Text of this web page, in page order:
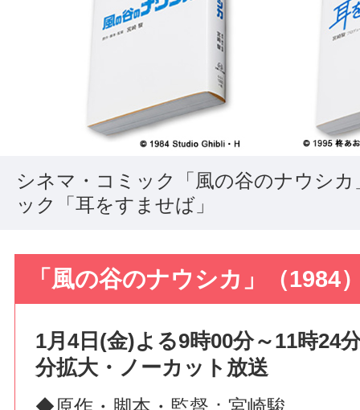
シネマ・コミック「風の谷のナウシ
ック「耳をすませば」
「風の谷のナウシカ」（1984
1月4日(金)よる9時00分～11時
分拡大・ノーカット放送